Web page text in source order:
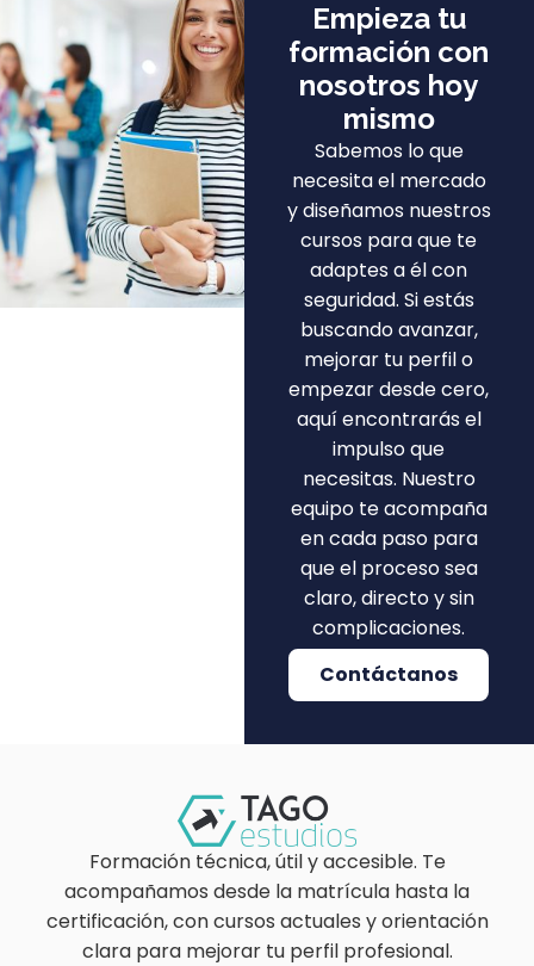
Empieza tu
formación con
nosotros hoy
mismo
Sabemos lo que
necesita el mercado
y diseñamos nuestros
cursos para que te
adaptes a él con
seguridad. Si estás
buscando avanzar,
mejorar tu perfil o
empezar desde cero,
aquí encontrarás el
impulso que
necesitas. Nuestro
equipo te acompaña
en cada paso para
que el proceso sea
claro, directo y sin
complicaciones.
Contáctanos
Formación técnica, útil y accesible. Te
acompañamos desde la matrícula hasta la
certificación, con cursos actuales y orientación
clara para mejorar tu perfil profesional.